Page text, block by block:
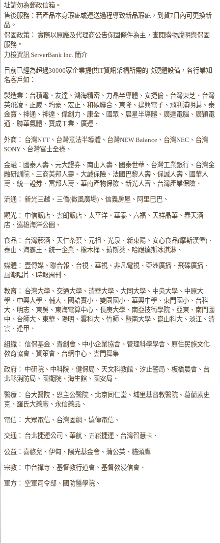
址請勿為郵政信箱。
售後服務：若產品本身瑕疵或運送過程導致新品瑕疵，到貨7日內可更換新
品。
保固政策： 實際以原廠及代理商公告保固條件為主，查閱購物說明與保固
服務。
力梭資訊 ServerBank Inc. 簡介
目前已經為超過30000家企業提供IT資訊架構所需的軟硬體設備，各行業知
名客戶如：
製造業：台積電、友達、鴻海精密、力晶半導體、安捷倫、台灣東芝、台灣
英飛凌、正崴、均豪、宏正、和碩聯合、東隆、建興電子、飛利浦明碁、泰
金寶、神通、神達、偉創力、康全、國眾、晨星半導體、廣達電腦、廣穎電
通、聯華氣體、寶成工業、廣運、
外商： 台灣NTT、台灣意法半導體、台灣NEW Balance、台灣NEC、台灣
SONY、台灣富士全祿、
金融：國泰人壽、元大證券、南山人壽、國泰世華、台灣工業銀行、台灣金
融研訓院、三商美邦人壽、大誠保險、法國巴黎人壽、保誠人壽、國華人
壽、統一證券、富邦人壽、華南產物保險、新光人壽、台灣產業保險、
流通： 新光三越、三僑(微風廣場)、信義房屋、阿里巴巴、
觀光： 中信飯店、雲朗飯店、太平洋、華泰、六福、天祥晶華、春天酒
店、遠雄海洋公園、
食品： 台灣菸酒、天仁茶葉、元祖、光泉、新東陽、安心食品(摩斯漢堡)、
泰山、海霸王、統一企業、橡木桶、茹斯葵、哈跟達斯冰淇淋、
媒體： 壹傳媒、聯合報、台視、華視、非凡電視、亞洲廣播、飛碟廣播、
風潮唱片、時報周刊、
教育： 台灣大學、交通大學、清華大學、大同大學、中央大學、中原大
學、中興大學、輔大、國語實小、雙園國小、華興中學、東門國小、台科
大、明志、東吳、東海電算中心、長庚大學、南亞技術學院、亞東、南門國
中、台師大、東華、陽明、雲科大、竹師、暨南大學、崑山科大、淡江、清
雲、逢甲、
組織： 信保基金、青創會、中小企業協會、管理科學學會、原住民族文化
教育協會、資策會、台網中心、雲門舞集
政府： 中研院、中科院、健保局、天文科教館、汐止警局、板橋農會、台
北縣消防局、國衛院、海生館、國安局、
醫療： 台大醫院、恩主公醫院、北京同仁堂、埔里基督教醫院、葛蘭素史
克、羅氏大藥廠、永信藥品、
電信： 大眾電信、台灣固網、遠傳電信、
交通： 台北捷運公司、華航、五崧捷運、台灣智慧卡、
公益：喜憨兒、伊甸、陽光基金會、蒲公英、貓頭鷹
宗教： 中台禪寺、基督教行道會、基督教浸信會、
軍方： 空軍司令部、國防醫學院、